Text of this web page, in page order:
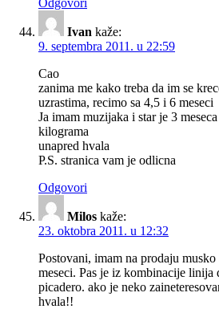
Ivan kaže:
9. septembra 2011. u 22:59
Cao
zanima me kako treba da im se
uzrastima, recimo sa 4,5 i 6 meseci
Ja imam muzijaka i star je 3
kilograma
unapred hvala
P.S. stranica vam je odlicna
Odgovori
Milos kaže:
23. oktobra 2011. u 12:32
Postovani, imam na prodaju
meseci. Pas je iz kombinacije linija
picadero. ako je neko
hvala!!